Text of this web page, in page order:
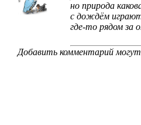
но природа
с дождём
где-то рядом за
Добавить комментарий